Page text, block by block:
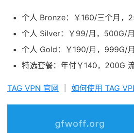
个人 Bronze：￥160/三个月，
个人 Silver：￥99/月，500G/月
个人 Gold：￥190/月，999G/月
特选套餐：年付￥140，200G
TAG VPN 官网 如何使用 TAG